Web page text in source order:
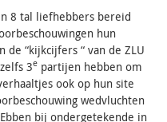
8 tal liefhebbers bereid
hun
“kijkcijfers “ van de ZLU
3e partijen hebben om
ook op hun site
wedvluchten
bij ondergetekende in